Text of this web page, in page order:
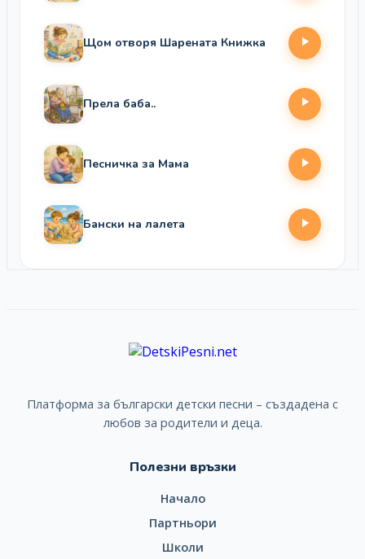
Щом отворя Шарената Книжка
Прела баба..
Песничка за Мама
Бански на лалета
Платформа за български детски песни – създадена с
любов за родители и деца.
Полезни връзки
Начало
Партньори
Школи